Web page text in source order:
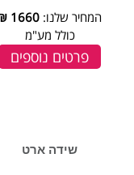
המחיר שלנו: 1660
כולל מע"מ
פרטים נוספים
שידה ארט